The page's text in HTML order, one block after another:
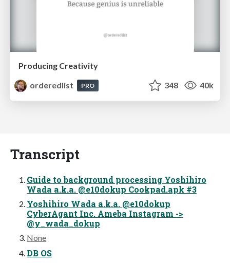
Producing Creativity
orderedlist
PRO 348 40k
Transcript
Guide to background processing Yoshihiro
Wada a.k.a. @e10dokup Cookpad.apk #3
Yoshihiro Wada a.k.a. @e10dokup
CyberAgant Inc. Ameba Instagram ->
@y_wada_dokup
None
DB OS